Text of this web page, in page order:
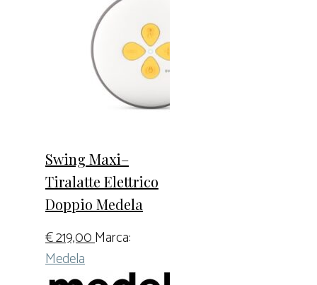
Swing Maxi–
Tiralatte Elettrico
Doppio Medela
€219,00Marca:
Medela